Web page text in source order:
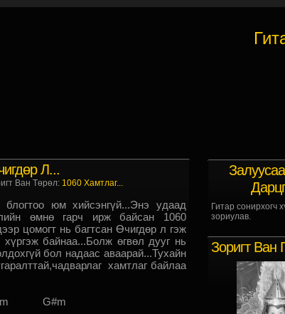
Гитар сонирхогч
зориулав.
Зоригт Ван
Л...
Ван Төрөл: 1060 Хамтлаг...
юм хийсэнгүй...Энэ удаад
өмнө гарч ирж байсан 1060
цомогт нь багтсан Өчигдөр л гэж
хүргэж байнаа...Болж өгвөл дууг нь
бол надаас аваарай...Тухайн
хамтлаг байлаа